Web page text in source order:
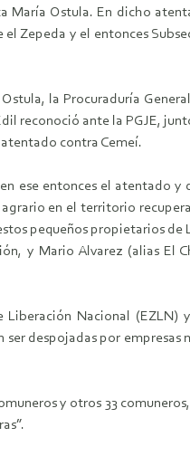
Ostula. En dicho
Zepeda y el entonces
la Procuraduría
reconoció ante la PGJE,
contra Cemeí.
ese entonces el atentado
en el territorio
pequeños propietarios
y Mario Alvarez (alias
Nacional
despojadas por
y otros 33